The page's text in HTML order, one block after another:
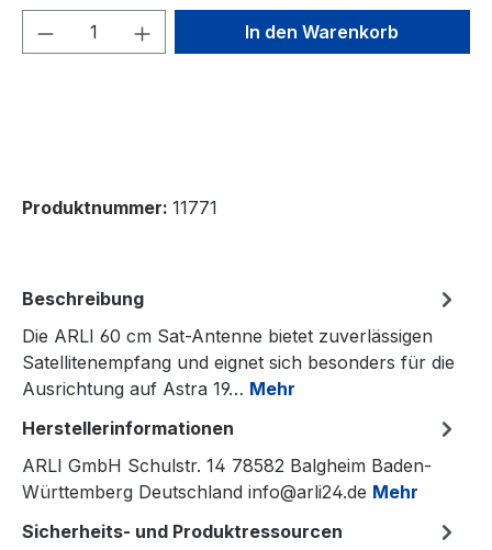
Produkt Anzahl: Gib denIn den Warenkorb
Produktnummer: 11771
Beschreibung
Die ARLI 60 cm Sat-Antenne bietet zuverlässigen
Satellitenempfang und eignet sich besonders für die
Ausrichtung auf Astra 19… Mehr
Herstellerinformationen
ARLI GmbH Schulstr. 14 78582 Balgheim Baden-
Württemberg Deutschland info@arli24.de Mehr
Sicherheits- und Produktressourcen